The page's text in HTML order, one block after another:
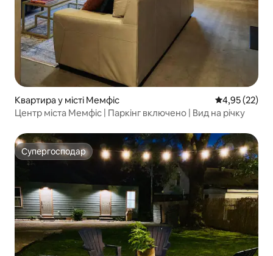
Квартира у місті Мемфіс Середня
4,95 (22)
Центр міста Мемфіс | Паркінг включено | Вид на річку
Супергосподар
Супергосподар